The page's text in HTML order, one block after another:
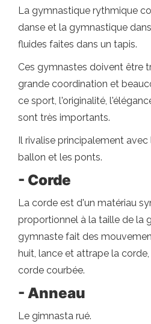
La gymnastique rythmique
danse et la gymnastique
fluides faites dans un tapis.
Ces gymnastes doivent être
grande coordination et
ce sport, l'originalité,
sont très importants.
Il rivalise principalement
ballon et les ponts.
- Corde
La corde est d'un matériau
proportionnel à la taille de la
gymnaste fait des
huit, lance et attrape la
corde courbée.
- Anneau
Le gimnasta rué.